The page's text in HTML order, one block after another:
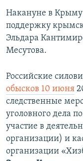
Накануне в Крыму
поддержку
Эльдара
Месутова.
Российские
обысков 10 июня
следственные
уголовного дела
участие в
организации) и
организации